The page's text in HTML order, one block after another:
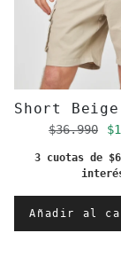
Short Beige
Precio
$36.990
3 cuotas de
Añadir al